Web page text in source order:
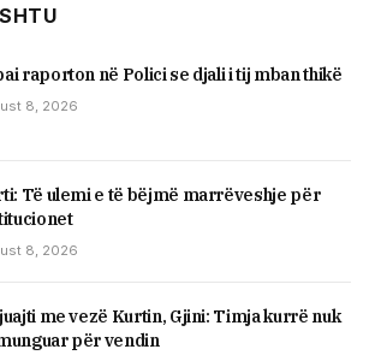
raporton në Polici se djali i tij mban thikë
8, 2026
Të ulemi e të bëjmë marrëveshje për
8, 2026
me vezë Kurtin, ​Gjini: Timja kurrë nuk
për vendin